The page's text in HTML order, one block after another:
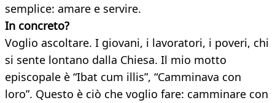
semplice: amare e servire.
In concreto?
Voglio ascoltare. I giovani, i lavoratori, i poveri, chi
si sente lontano dalla Chiesa. Il mio motto
episcopale è “Ibat cum illis”, “Camminava con
loro”. Questo è ciò che voglio fare: camminare con